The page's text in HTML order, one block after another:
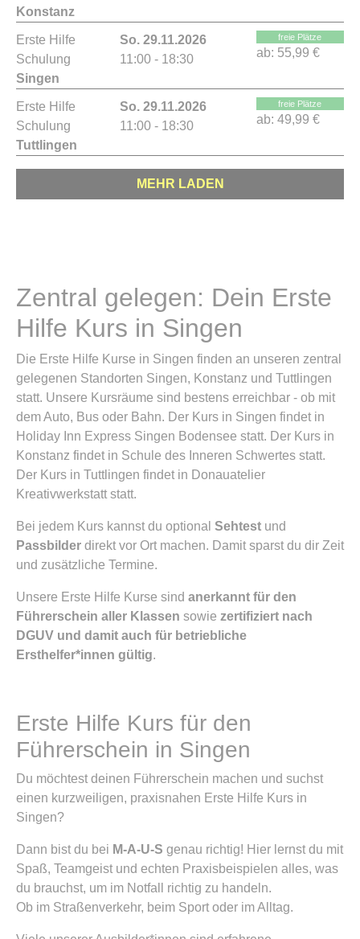
Konstanz
Erste Hilfe
Schulung
Singen
So. 29.11.2026
11:00 - 18:30
freie Plätze
ab: 55,99 €
Erste Hilfe
Schulung
Tuttlingen
So. 29.11.2026
11:00 - 18:30
freie Plätze
ab: 49,99 €
MEHR LADEN
Zentral gelegen: Dein Erste
Hilfe Kurs in Singen
Die Erste Hilfe Kurse in Singen finden an unseren zentral
gelegenen Standorten Singen, Konstanz und Tuttlingen
statt. Unsere Kursräume sind bestens erreichbar - ob mit
dem Auto, Bus oder Bahn. Der Kurs in Singen findet in
Holiday Inn Express Singen Bodensee statt. Der Kurs in
Konstanz findet in Schule des Inneren Schwertes statt.
Der Kurs in Tuttlingen findet in Donauatelier
Kreativwerkstatt statt.
Bei jedem Kurs kannst du optional Sehtest und
Passbilder direkt vor Ort machen. Damit sparst du dir Zeit
und zusätzliche Termine.
Unsere Erste Hilfe Kurse sind anerkannt für den
Führerschein aller Klassen sowie zertifiziert nach
DGUV und damit auch für betriebliche
Ersthelfer*innen gültig.
Erste Hilfe Kurs für den
Führerschein in Singen
Du möchtest deinen Führerschein machen und suchst
einen kurzweiligen, praxisnahen Erste Hilfe Kurs in
Singen?
Dann bist du bei M-A-U-S genau richtig! Hier lernst du mit
Spaß, Teamgeist und echten Praxisbeispielen alles, was
du brauchst, um im Notfall richtig zu handeln.
Ob im Straßenverkehr, beim Sport oder im Alltag.